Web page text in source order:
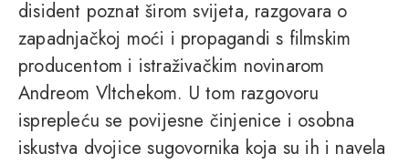
disident poznat širom svijeta, razgovara o
zapadnjačkoj moći i propagandi s filmskim
producentom i istraživačkim novinarom
Andreom Vltchekom. U tom razgovoru
isprepleću se povijesne činjenice i osobna
iskustva dvojice sugovornika koja su ih i navela